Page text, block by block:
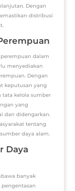
Dengan
distribusi
dalam
menyediakan
Dengan
keputusan yang
tata kelola sumber
yang
dan didengarkan.
tentang
daya alam.
Daya
banyak